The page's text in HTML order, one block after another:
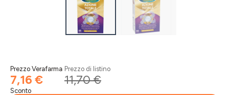
Prezzo Verafarma
7,16 €
Prezzo di listino
11,70 €
Sconto